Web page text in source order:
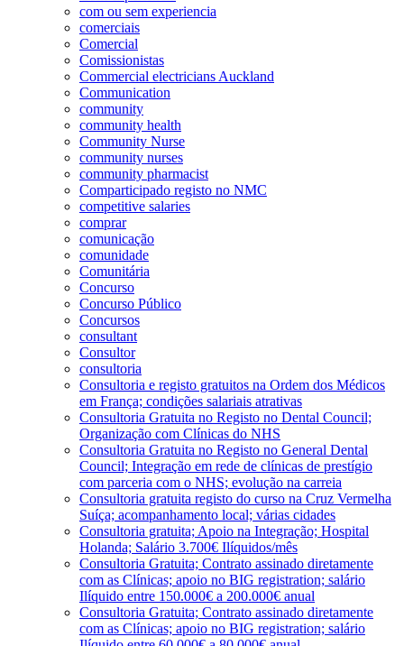
com ou sem experiencia
comerciais
Comercial
Comissionistas
Commercial electricians Auckland
Communication
community
community health
Community Nurse
community nurses
community pharmacist
Comparticipado registo no NMC
competitive salaries
comprar
comunicação
comunidade
Comunitária
Concurso
Concurso Público
Concursos
consultant
Consultor
consultoria
Consultoria e registo gratuitos na Ordem dos Médicos
em França; condições salariais atrativas
Consultoria Gratuita no Registo no Dental Council;
Organização com Clínicas do NHS
Consultoria Gratuita no Registo no General Dental
Council; Integração em rede de clínicas de prestígio
com parceria com o NHS; evolução na carreia
Consultoria gratuita registo do curso na Cruz Vermelha
Suíça; acompanhamento local; várias cidades
Consultoria gratuita; Apoio na Integração; Hospital
Holanda; Salário 3.700€ Ilíquidos/mês
Consultoria Gratuita; Contrato assinado diretamente
com as Clínicas; apoio no BIG registration; salário
Ilíquido entre 150.000€ a 200.000€ anual
Consultoria Gratuita; Contrato assinado diretamente
com as Clínicas; apoio no BIG registration; salário